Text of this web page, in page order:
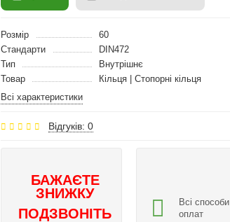
Розмір
60
Стандарти
DIN472
Тип
Внутрішнє
Товар
Кільця | Стопорні кільця
Всі характеристики
Відгуків: 0
БАЖАЄТЕ
ЗНИЖКУ
ПОДЗВОНІТЬ
Всі способи
оплат